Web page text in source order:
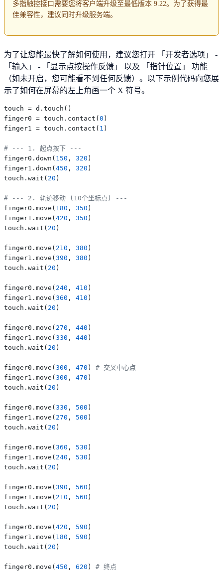
多指触控接口需要您将客户端升级至最低版本 9.22。为了获得最
佳兼容性，建议同时升级服务端。
为了让您能最快了解如何使用，建议您打开 「开发者选项」 -
「输入」 - 「显示点按操作反馈」 以及 「指针位置」 功能
（如未开启，您可能看不到任何反馈）。以下示例代码向您展
示了如何在屏幕的左上角画一个 X 符号。
touch = d.touch()
finger0 = touch.contact(0 )
finger1 = touch.contact( 1 )
# --- 1. 起点按下 ---
finger0.down( 150 , 320 )
finger1.down(450 , 320 )
touch.wait( 20 )
# --- 2. 轨迹移动 (10个坐标点) ---
finger0.move( 180 , 350 )
finger1.move(420 , 350 )
touch.wait( 20 )
finger0.move( 210 , 380 )
finger1.move(390 , 380 )
touch.wait( 20 )
finger0.move( 240 , 410 )
finger1.move(360 , 410 )
touch.wait( 20 )
finger0.move( 270 , 440 )
finger1.move(330 , 440 )
touch.wait( 20 )
finger0.move(300 , 470 ) # 交叉中心点
finger1.move(300 , 470 )
touch.wait( 20 )
finger0.move(330 , 500 )
finger1.move( 270 , 500 )
touch.wait( 20 )
finger0.move(360 , 530 )
finger1.move( 240 , 530 )
touch.wait( 20 )
finger0.move(390 , 560 )
finger1.move( 210 , 560 )
touch.wait( 20 )
finger0.move(420 , 590 )
finger1.move( 180 , 590 )
touch.wait( 20 )
finger0.move(450 , 620 ) # 终点